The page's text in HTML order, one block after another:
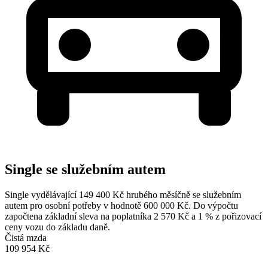
Single se služebním autem
Single vydělávající 149 400 Kč hrubého měsíčně se služebním
autem pro osobní potřeby v hodnotě 600 000 Kč. Do výpočtu
započtena základní sleva na poplatníka 2 570 Kč a 1 % z pořizovací
ceny vozu do základu daně.
Čistá mzda
109 954 Kč